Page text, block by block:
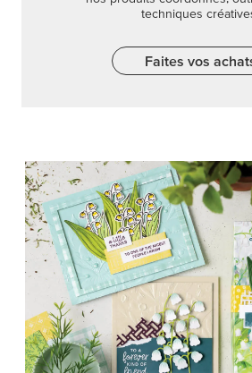
techniques
Faites vos